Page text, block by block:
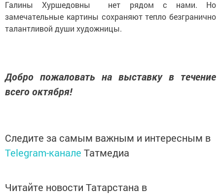
Галины Хуршедовны нет рядом с нами. Но
замечательные картины сохраняют тепло безгранично
талантливой души художницы.
Добро пожаловать на выставку в течение
всего октября!
Следите за самым важным и интересным в
Telegram-канале Татмедиа
Читайте новости Татарстана в